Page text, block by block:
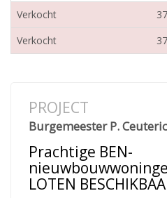
Verkocht
Verkocht
PROJECT
Burgemeester P.
Prachtige BEN-
LOTEN